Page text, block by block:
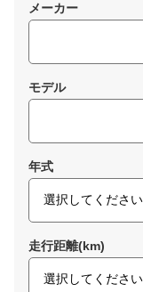
メーカー
モデル
年式
走行距離(km)